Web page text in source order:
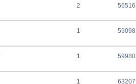
2 56516
1 59098
1 59980
1 63207